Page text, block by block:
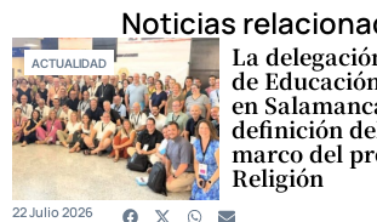
Noticias
ACTUALIDAD La
de
en
definición
marco del
Religión
22 Julio 2026